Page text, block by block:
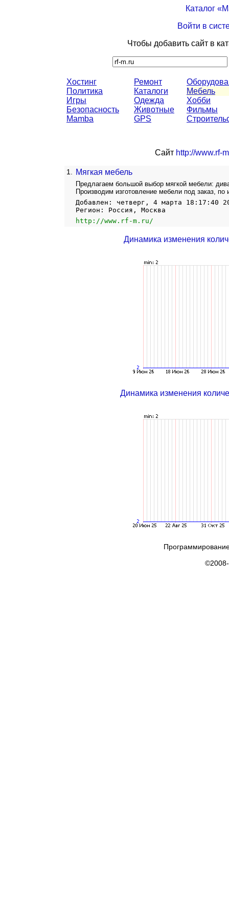
Каталог
Войти в
Чтобы добавить сайт в
Хостинг
Политика
Игры
Безопасность
Mamba
Ремонт
Каталоги
Одежда
Животные
GPS
Мебель
Хобби
Фильмы
Сайт http://www.rf-
1. Мягкая мебель
Предлагаем большой выбор мягкой мебели:
Производим изготовление мебели под заказ,
Добавлен: четверг, 4 марта 18:17:40
Регион: Россия, Москва
http://www.rf-m.ru/
Динамика изменения
Динамика изменения